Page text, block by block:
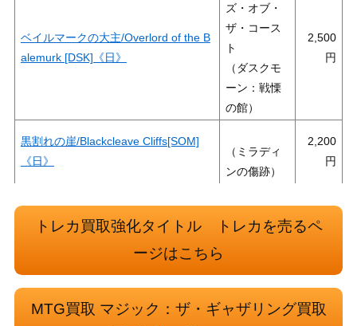
ベイルマークの大主/Overlord of the B
alemurk [DSK]《日》
ズ・オブ・
ザ・コース
ト
（ダスクモ
ーン：戦慄
の館）
2,500
黒割れの崖/Blackcleave Cliffs[SOM]
《日》
（ミラディ
ンの傷跡）
2,200
eler[MKM]《日》
邸殺人事
700
W] 《日》
ラード：真
100
トレカ買取強化タイトル トレカを売るペ
ージはこちら
MTG買取 マジック：ザ・ギャザリング買取